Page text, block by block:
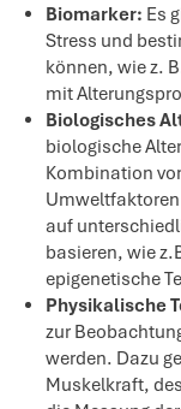
Biomarker: Es
Stress und
können, wie z.
mit
Biologisches
biologische
Kombination
Umweltfaktoren
auf
basieren, wie
epigenetische
Physikalische
zur
werden. Dazu
Muskelkraft,